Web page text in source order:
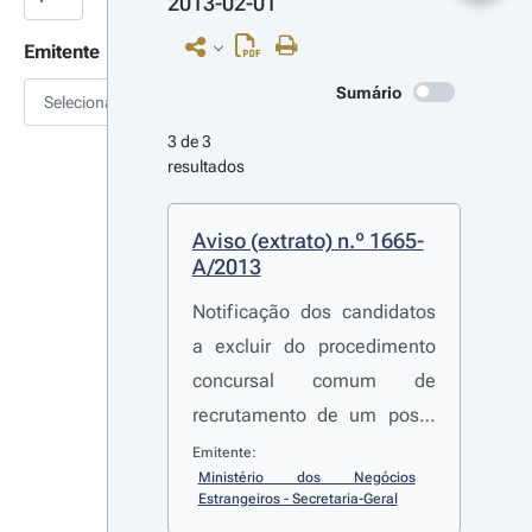
Emitente
Selecionar Sumário
3 de 3
resultados
Aviso (extrato) n.º 1665-
A/2013
Notificação dos candidatos
a excluir do procedimento
concursal comum de
recrutamento de um posto
de trabalho da
carreira/categoria de técnico
Emitente:
Ministério dos Negócios
Estrangeiros - Secretaria-Geral